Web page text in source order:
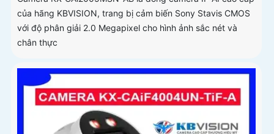
của hãng KBVISION, trang bị cảm biến Sony Stavis CMOS
với độ phân giải 2.0 Megapixel cho hình ảnh sắc nét và
chân thực